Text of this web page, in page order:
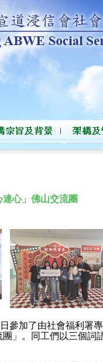
心」佛山交流團
參加了由社會福利署
」。同工們以三個詞